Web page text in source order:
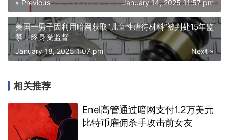
« Previous January 14, 2025 11:57 pm
美国一男子因利用暗网获取“儿童性虐待材料”被判处15年监
禁，终身受监督
Next »
January 18, 2025 1:07 pm
相关推荐
Enel高管通过暗网支付1.2万美元
比特币雇佣杀手攻击前女友